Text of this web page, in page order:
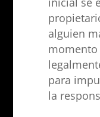
alguien
momento
para
la